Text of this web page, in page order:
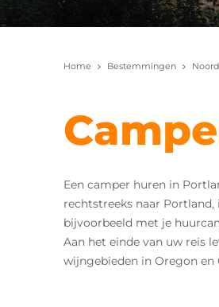
Home Bestemmingen
Een camper huren in
rechtstreeks naar
bijvoorbeeld met je
Aan het einde van uw reis
wijngebieden in Oregon en